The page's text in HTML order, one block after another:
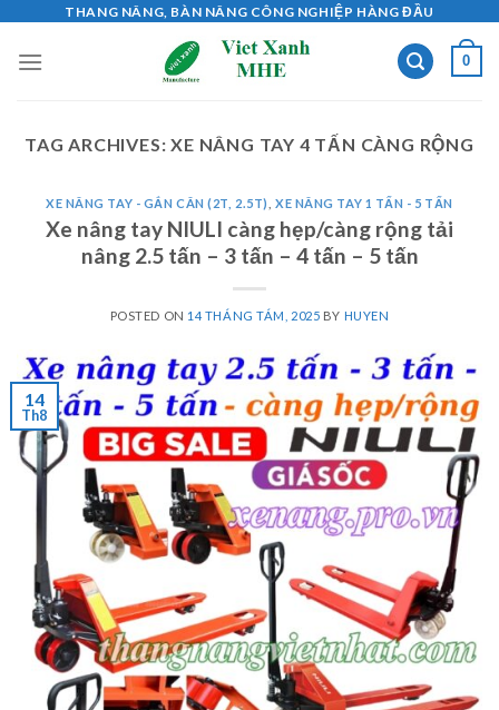
content
THANG NÂNG, BÀN NÂNG CÔNG NGHIỆP HÀNG ĐẦU
0
TAG ARCHIVES:XE NÂNG TAY 4 TẤN CÀNG RỘNG
XE NÂNG TAY - GẮN CÂN (2T, 2.5T) ,XE NÂNG TAY 1 TẤN - 5 TẤN
Xe nâng tay NIULI càng hẹp/càng rộng tải
nâng 2.5 tấn – 3 tấn – 4 tấn – 5 tấn
POSTED ON 14 THÁNG TÁM, 2025 BY HUYEN
14
Th8